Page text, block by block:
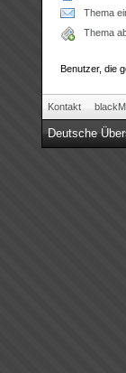
Thema
Thema
Benutzer, die
Kontakt
Deutsche